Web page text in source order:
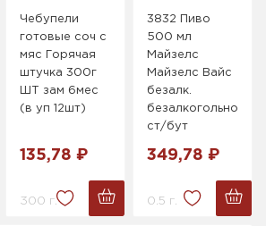
Чебупели
готовые соч с
мяс Горячая
штучка 300г
ШТ зам 6мес
(в уп 12шт)
135,78 ₽
300 г.
3832 Пиво
500 мл
Майзелс
Майзелс Вайс
безалк.
безалкогольное
ст/бут
349,78 ₽
0.5 г.